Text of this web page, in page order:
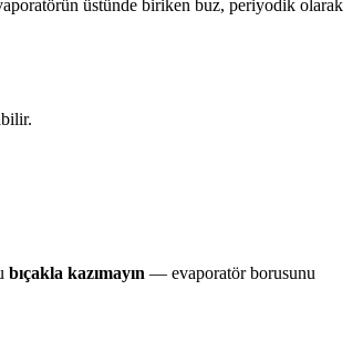
üstünde biriken buz, periyodik olarak
bıçakla kazımayın — evaporatör borusunu